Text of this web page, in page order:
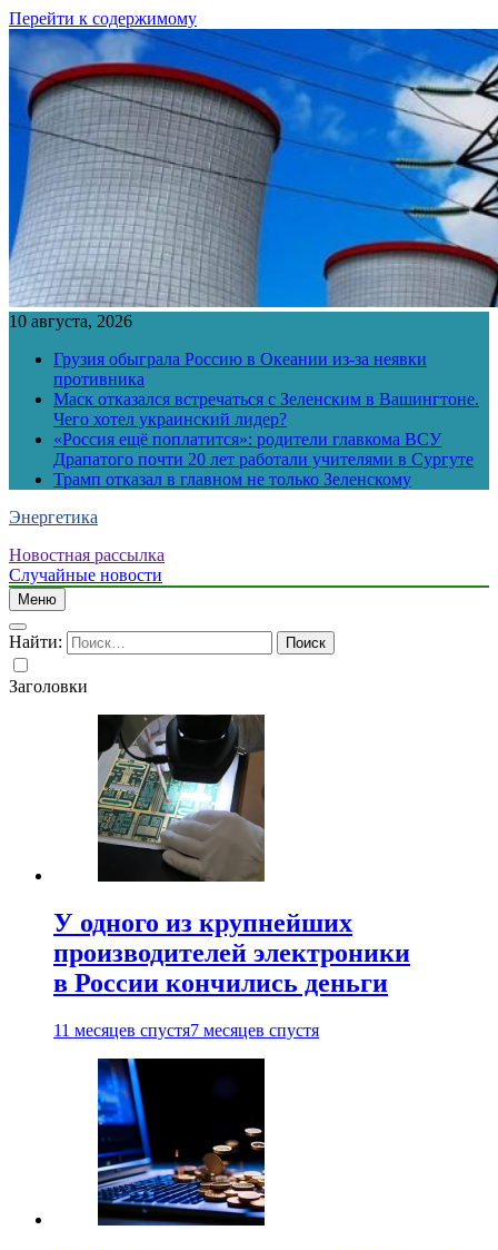
Перейти к содержимому
10 августа, 2026
Грузия обыграла Россию в Океании из-за неявки
противника
Маск отказался встречаться с Зеленским в Вашингтоне.
Чего хотел украинский лидер?
«Россия ещё поплатится»: родители главкома ВСУ
Драпатого почти 20 лет работали учителями в Сургуте
Трамп отказал в главном не только Зеленскому
Энергетика
Новостная рассылка
Случайные новости
Меню
Найти:
Заголовки
У одного из крупнейших
производителей электроники
в России кончились деньги
11 месяцев спустя7 месяцев спустя